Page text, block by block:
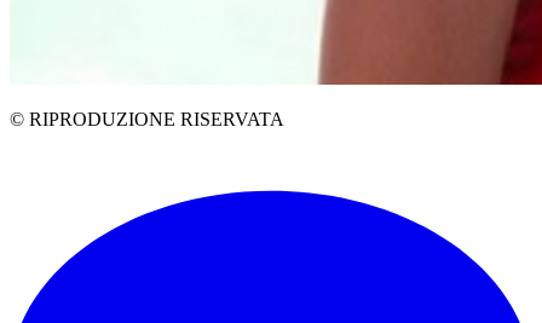
© RIPRODUZIONE RISERVATA